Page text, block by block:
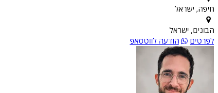
חיפה, ישראל
הבונים, ישראל
לפרטים
הודעה לווטסאפ